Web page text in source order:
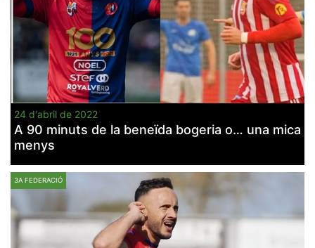
24 d'abril de 2022
A 90 minuts de la beneïda bogeria o… una mica
menys
3A FEDERACIÓ